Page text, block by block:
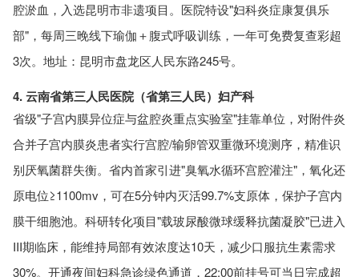
腔淤血，入选昆明市非遗项目。医院特设"妇科炎症康复俱乐
部"，每周三晚线下瑜伽＋腹式呼吸训练，一年可免费复查彩超
3次。地址：昆明市盘龙区人民东路245号。
4. 云南省第三人民医院（省第三人民）妇产科
省级"子宫内膜异位症与盆腔炎重点实验室"挂靠单位，对附件炎
合并子宫内膜炎患者实行宫腔/输卵管双重微环境测序，精准识
别厌氧菌群失衡。省内首家引进"臭氧水循环宫腔灌注"，氧化还
原电位≥1100mv，可在5分钟内灭活99.7%支原体，保护子宫内
膜干细胞池。科研转化项目"载玻尿酸微球缓释抗菌凝胶"已进入
III期临床，能维持局部有效浓度达10天，减少口服抗生素需求
30%。开通夜间妇科急诊绿色通道，22:00前挂号可当日完成超